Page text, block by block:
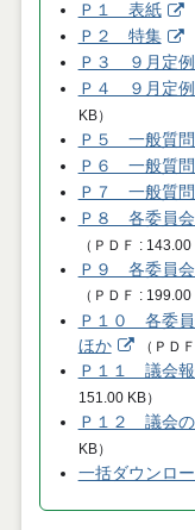
Ｐ１ 表紙
Ｐ２ 特集
Ｐ３ ９月定
Ｐ４ ９月定
KB）
Ｐ５ 一般質問
Ｐ６ 一般質問
Ｐ７ 一般質問
Ｐ８ 各委員会
（ ＰＤＦ 143.00
Ｐ９ 各委員会
（ ＰＤＦ 199.00
Ｐ１０ 各委
ほか
（ ＰＤＦ
Ｐ１１ 議会
151.00 KB）
Ｐ１２ 議会
KB）
一括ダウンロ